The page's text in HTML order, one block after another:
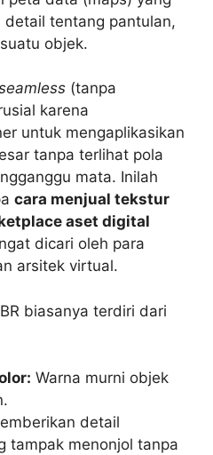
tentang pantulan,
objek.
(tanpa
karena
untuk mengaplikasikan
tanpa terlihat pola
mata. Inilah
cara menjual tekstur
aset digital
dicari oleh para
arsitek virtual.
biasanya terdiri dari
Warna murni objek
detail
tampak menonjol tanpa